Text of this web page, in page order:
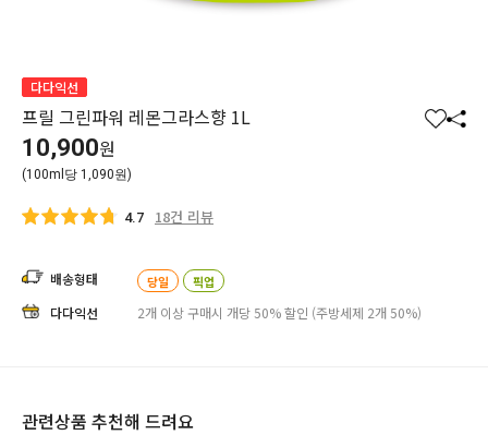
다다익선
프릴 그린파워 레몬그라스향 1L
찜 공
10,900원
(100ml당 1,090원)
4.7 18건 리뷰
배송형태 당일 픽업
다다익선 2개 이상 구매시 개당 50% 할인 (주방세제 2개 50%)
관련상품 추천해 드려요